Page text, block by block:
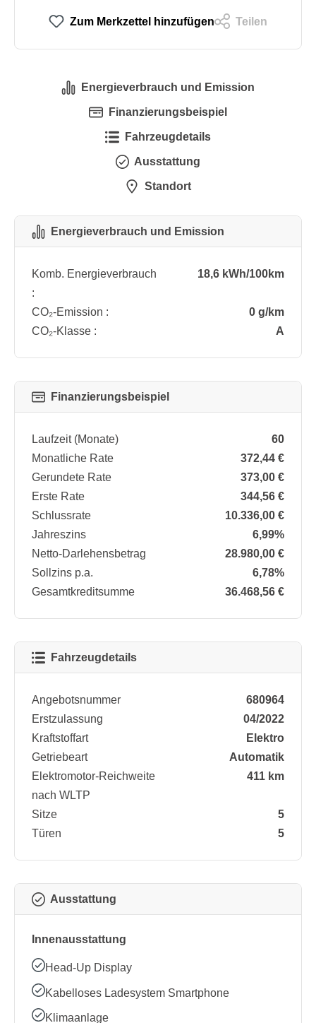
Zum Merkzettel hinzufügen Teilen
Energieverbrauch und Emission
Finanzierungsbeispiel
Fahrzeugdetails
Ausstattung
Standort
Energieverbrauch und Emission
Komb. Energieverbrauch
:
18,6 kWh/100km
CO₂-Emission :
0 g/km
CO₂-Klasse :
A
Finanzierungsbeispiel
Laufzeit (Monate)
60
Monatliche Rate
372,44 €
Gerundete Rate
373,00 €
Erste Rate
344,56 €
Schlussrate
10.336,00 €
Jahreszins
6,99%
Netto-Darlehensbetrag
28.980,00 €
Sollzins p.a.
6,78%
Gesamtkreditsumme
36.468,56 €
Fahrzeugdetails
Angebotsnummer
680964
Erstzulassung
04/2022
Kraftstoffart
Elektro
Getriebeart
Automatik
Elektromotor-Reichweite
nach WLTP
411 km
Sitze
5
Türen
5
Ausstattung
Innenausstattung
Head-Up Display
Kabelloses Ladesystem Smartphone
Klimaanlage